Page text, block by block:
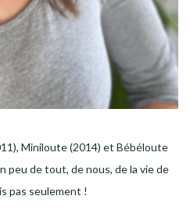
Miniloute (2014) et Bébéloute
peu de tout, de nous, de la vie de
pas seulement !